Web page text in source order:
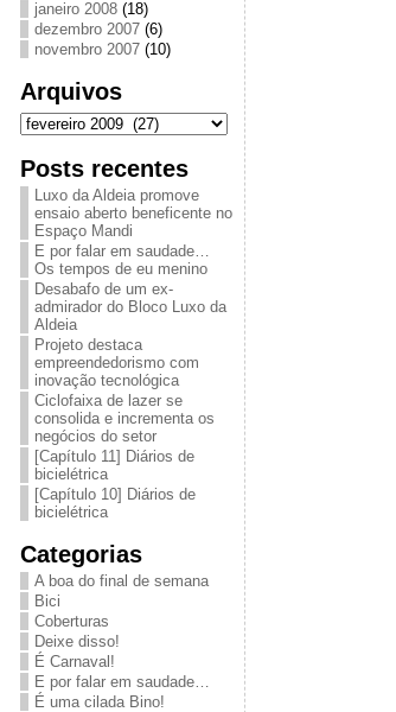
janeiro 2008(18)
dezembro 2007(6)
novembro 2007(10)
Arquivos
Arquivos
Posts recentes
Luxo da Aldeia promove
ensaio aberto beneficente no
Espaço Mandi
E por falar em saudade…
Os tempos de eu menino
Desabafo de um ex-
admirador do Bloco Luxo da
Aldeia
Projeto destaca
empreendedorismo com
inovação tecnológica
Ciclofaixa de lazer se
consolida e incrementa os
negócios do setor
[Capítulo 11] Diários de
bicielétrica
[Capítulo 10] Diários de
bicielétrica
Categorias
A boa do final de semana
Bici
Coberturas
Deixe disso!
É Carnaval!
E por falar em saudade…
É uma cilada Bino!